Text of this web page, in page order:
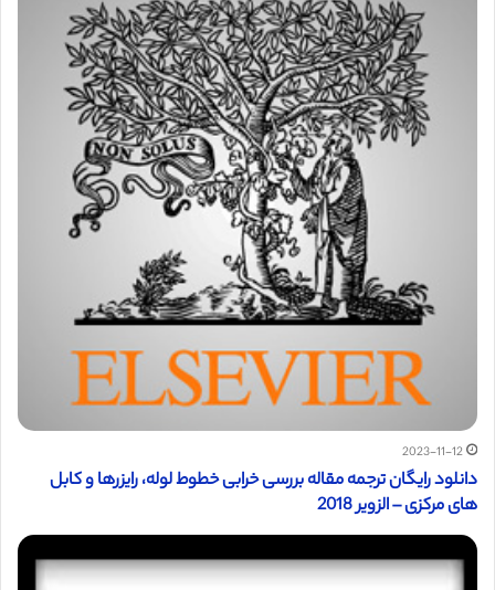
2023-11-12
دانلود رایگان ترجمه مقاله بررسی خرابی خطوط لوله، رایزرها و کابل
های مرکزی – الزویر 2018